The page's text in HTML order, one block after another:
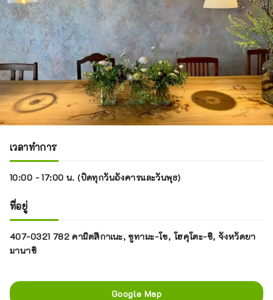
เวลาทำการ
10:00 - 17:00 น. (ปิดทุกวันอังคารและวันพุธ)
ที่อยู่
407-0321 782 คามิตสึกาเนะ, ซูทามะ-โช, โฮคุโตะ-ชิ, จังหวัดยา
มานาชิ
Google Map